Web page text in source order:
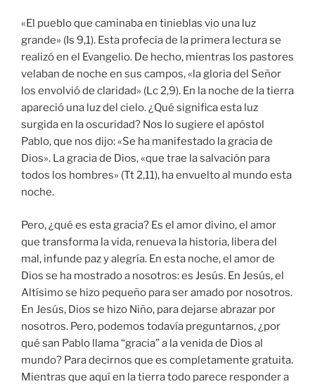
«El pueblo que caminaba en tinieblas vio una luz
grande» (Is 9,1). Esta profecía de la primera lectura se
realizó en el Evangelio. De hecho, mientras los pastores
velaban de noche en sus campos, «la gloria del Señor
los envolvió de claridad» (Lc 2,9). En la noche de la tierra
apareció una luz del cielo. ¿Qué significa esta luz
surgida en la oscuridad? Nos lo sugiere el apóstol
Pablo, que nos dijo: «Se ha manifestado la gracia de
Dios». La gracia de Dios, «que trae la salvación para
todos los hombres» (Tt 2,11), ha envuelto al mundo esta
noche.
Pero, ¿qué es esta gracia? Es el amor divino, el amor
que transforma la vida, renueva la historia, libera del
mal, infunde paz y alegría. En esta noche, el amor de
Dios se ha mostrado a nosotros: es Jesús. En Jesús, el
Altísimo se hizo pequeño para ser amado por nosotros.
En Jesús, Dios se hizo Niño, para dejarse abrazar por
nosotros. Pero, podemos todavía preguntarnos, ¿por
qué san Pablo llama “gracia” a la venida de Dios al
mundo? Para decirnos que es completamente gratuita.
Mientras que aquí en la tierra todo parece responder a